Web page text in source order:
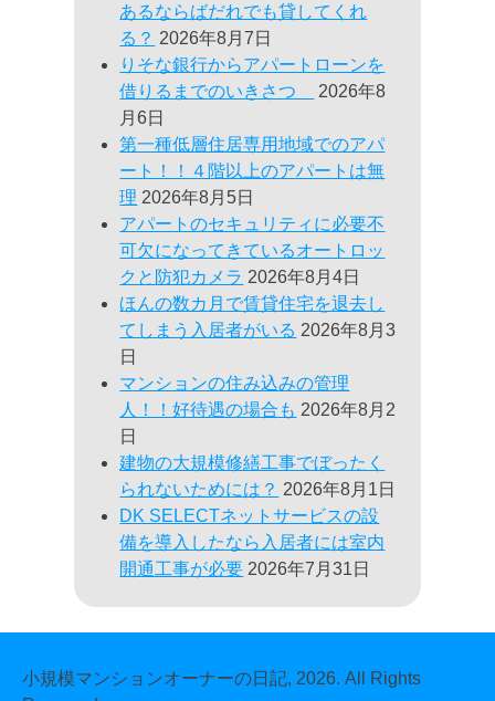
あるならばだれでも貸してくれ
る？ 2026年8月7日
りそな銀行からアパートローンを
借りるまでのいきさつ
2026年8
月6日
第一種低層住居専用地域でのアパ
ート！！４階以上のアパートは無
理 2026年8月5日
アパートのセキュリティに必要不
可欠になってきているオートロッ
クと防犯カメラ 2026年8月4日
ほんの数カ月で賃貸住宅を退去し
てしまう入居者がいる 2026年8月3
日
マンションの住み込みの管理
人！！好待遇の場合も 2026年8月2
日
建物の大規模修繕工事でぼったく
られないためには？ 2026年8月1日
DK SELECTネットサービスの設
備を導入したなら入居者には室内
開通工事が必要 2026年7月31日
小規模マンションオーナーの日記, 2026. All Rights